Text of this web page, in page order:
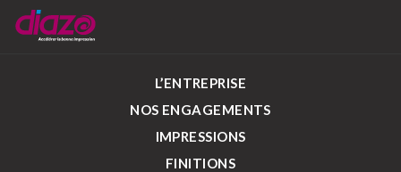
L’ENTREPRISE
NOS ENGAGEMENTS
IMPRESSIONS
FINITIONS